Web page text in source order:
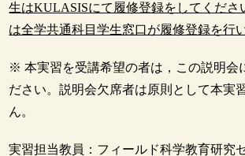
生はKULASISにて履修登録をしてくださ
は全学共通科目学生窓口が履修登録を行
※ 本実習を受講希望の者は，この説明会
ださい。説明会欠席者は原則として本実
ん。
実習担当教員：フィールド科学教育研